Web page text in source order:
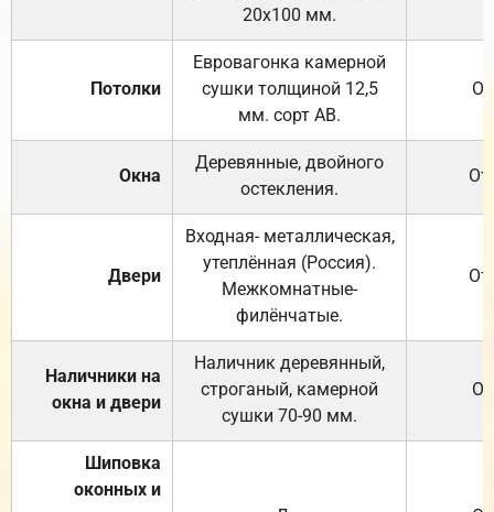
20х100 мм.
Потолки
Евровагонка камерной
сушки толщиной 12,5
мм. сорт АВ.
Окна
Деревянные, двойного
остекления.
Двери
Входная- металлическая,
утеплённая (Россия).
Межкомнатные-
филёнчатые.
Наличники на
окна и двери
Наличник деревянный,
строганый, камерной
сушки 70-90 мм.
Шиповка
оконных и